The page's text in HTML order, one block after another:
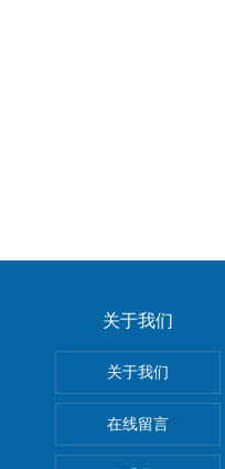
关于我们
关于我们
在线留言